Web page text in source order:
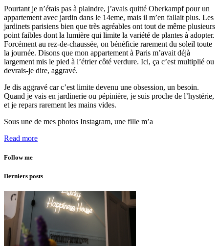
Pourtant je n’étais pas à plaindre, j’avais quitté Oberkampf pour un
appartement avec jardin dans le 14eme, mais il m’en fallait plus. Les
jardinets parisiens bien que très agréables ont tout de même plusieurs
point faibles dont la lumière qui limite la variété de plantes à adopter.
Forcément au rez-de-chaussée, on bénéficie rarement du soleil toute
la journée. Disons que mon appartement à Paris m’avait déjà
largement mis le pied à l’étrier côté verdure. Ici, ça c’est multiplié ou
devrais-je dire, aggravé.
Je dis aggravé car c’est limite devenu une obsession, un besoin.
Quand je vais en jardinerie ou pépinière, je suis proche de l’hystérie,
et je repars rarement les mains vides.
Sous une de mes photos Instagram, une fille m’a
Read more
Follow me
Derniers posts